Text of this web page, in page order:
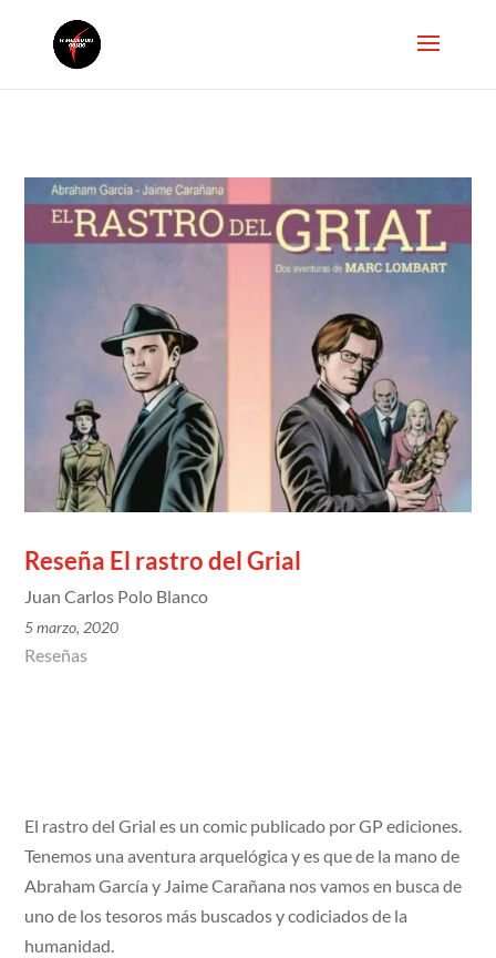
Reseña El rastro del Grial
Juan Carlos Polo Blanco
5 marzo, 2020
Reseñas
El rastro del Grial es un comic publicado por GP ediciones.
Tenemos una aventura arquelógica y es que de la mano de
Abraham García y Jaime Carañana nos vamos en busca de
uno de los tesoros más buscados y codiciados de la
humanidad.